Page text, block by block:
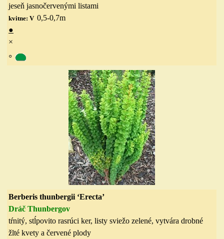
jeseň jasnočervenými listami
kvitne: V 0,5-0,7m
●
×
◦
Berberis thunbergii ‘Erecta’
Dráč Thunbergov
tŕnitý, stĺpovito rasrúci ker, listy sviežo zelené, vytvára drobné
žlté kvety a červené plody